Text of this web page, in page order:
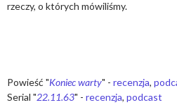
rzeczy, o których mówiliśmy.
Powieść "Koniec warty" - recenzja,
Serial "22.11.63" - recenzja, podcast